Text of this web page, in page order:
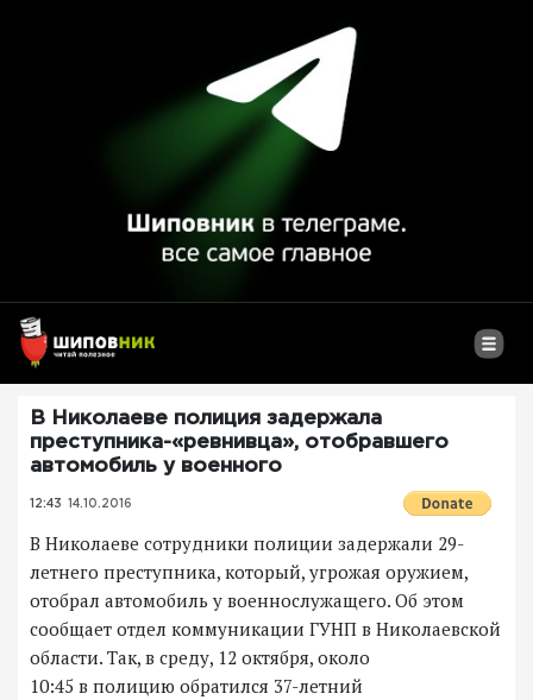
В Николаеве полиция задержала
преступника-«ревнивца», отобравшего
автомобиль у военного
12:43 14.10.2016
В Николаеве сотрудники полиции задержали 29-
летнего преступника, который, угрожая оружием,
отобрал автомобиль у военнослужащего. Об этом
сообщает отдел коммуникации ГУНП в Николаевской
области. Так, в среду, 12 октября, около
10:45 в полицию обратился 37-летний